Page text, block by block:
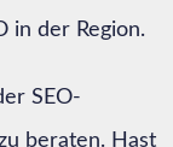
in der Region.
SEO-
beraten. Hast